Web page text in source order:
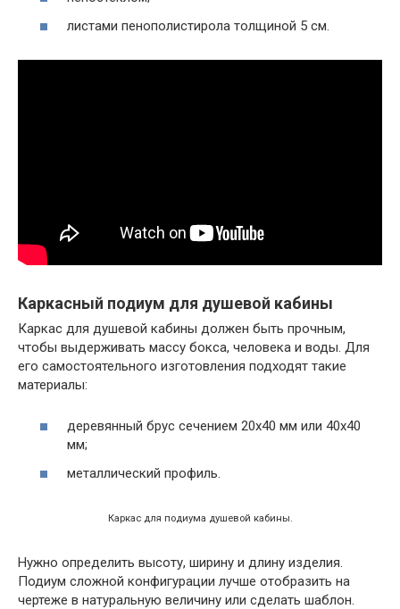
листами пенополистирола толщиной 5 см.
Каркасный подиум для душевой кабины
Каркас для душевой кабины должен быть прочным,
чтобы выдерживать массу бокса, человека и воды. Для
его самостоятельного изготовления подходят такие
материалы:
деревянный брус сечением 20х40 мм или 40х40
мм;
металлический профиль.
Каркас для подиума душевой кабины.
Нужно определить высоту, ширину и длину изделия.
Подиум сложной конфигурации лучше отобразить на
чертеже в натуральную величину или сделать шаблон.